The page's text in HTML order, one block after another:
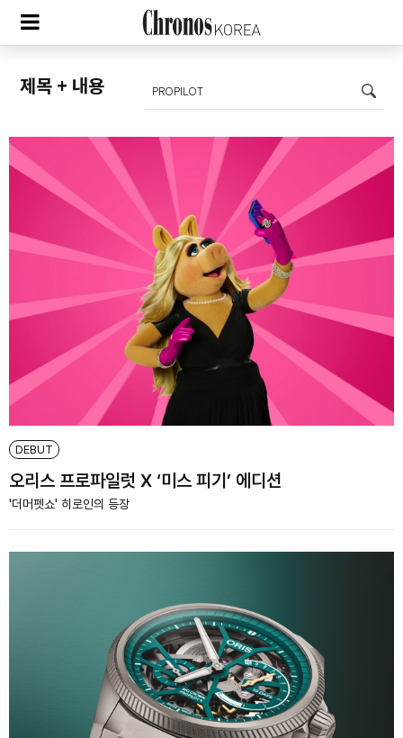
DEBUT
오리스 프로파일럿 X ‘미스 피기’ 에디션
'더머펫쇼' 히로인의 등장